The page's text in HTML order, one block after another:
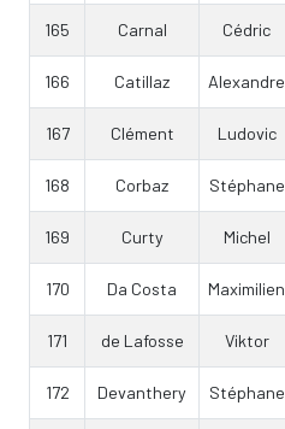
165 Carnal Cédric
166 Catillaz Alexandre
167 Clément Ludovic
168 Corbaz Stéphane
169 Curty Michel
170 Da Costa Maximilien
171 de Lafosse Viktor
172 Devanthery Stéphane